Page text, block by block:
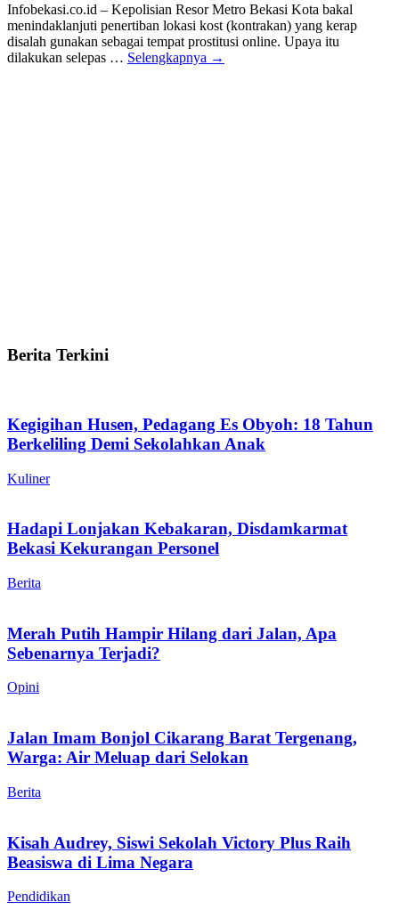
Infobekasi.co.id – Kepolisian Resor Metro Bekasi Kota bakal
menindaklanjuti penertiban lokasi kost (kontrakan) yang kerap
disalah gunakan sebagai tempat prostitusi online. Upaya itu
dilakukan selepas … Selengkapnya →
Berita Terkini
Kegigihan Husen, Pedagang Es Obyoh: 18 Tahun
Berkeliling Demi Sekolahkan Anak
Kuliner
Hadapi Lonjakan Kebakaran, Disdamkarmat
Bekasi Kekurangan Personel
Berita
Merah Putih Hampir Hilang dari Jalan, Apa
Sebenarnya Terjadi?
Opini
Jalan Imam Bonjol Cikarang Barat Tergenang,
Warga: Air Meluap dari Selokan
Berita
Kisah Audrey, Siswi Sekolah Victory Plus Raih
Beasiswa di Lima Negara
Pendidikan